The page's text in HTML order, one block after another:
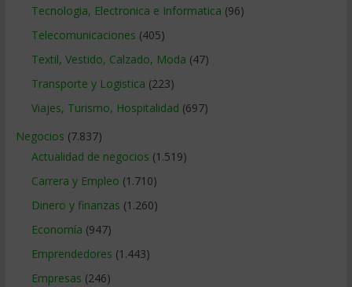
Tecnologia, Electronica e Informatica (96)
Telecomunicaciones (405)
Textil, Vestido, Calzado, Moda (47)
Transporte y Logistica (223)
Viajes, Turismo, Hospitalidad (697)
Negocios (7.837)
Actualidad de negocios (1.519)
Carrera y Empleo (1.710)
Dinero y finanzas (1.260)
Economía (947)
Emprendedores (1.443)
Empresas (246)